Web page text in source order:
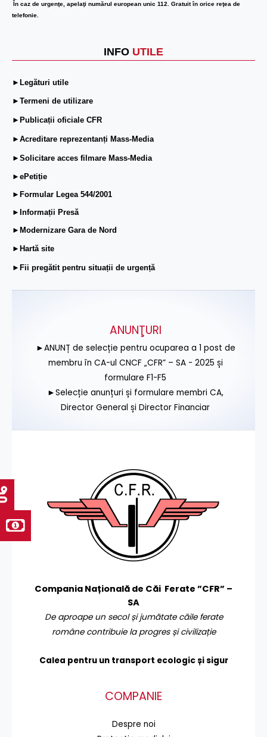
În caz de urgenţe, apelaţi numărul european unic 112. Gratuit în orice reţea de
telefonie.
INFO UTILE
►Legături utile
►Termeni de utilizare
►Publicații oficiale CFR
►Acreditare reprezentanți Mass-Media
►Solicitare acces filmare Mass-Media
►ePetiție
►Formular Legea 544/2001
►Informații Presă
►Modernizare Gara de Nord
►Hartă site
►Fii pregătit pentru situații de urgență
ANUNŢURI
►ANUNȚ de selecție pentru ocuparea a 1 post de
membru în CA-ul CNCF „CFR” – SA - 2025 și
formulare F1-F5
►Selecție anunțuri și formulare membri CA,
Director General și Director Financiar
Compania Națională de Căi Ferate ”CFR” –
SA
De aproape un secol și jumătate căile ferate
române contribuie la progres și civilizație
Calea pentru un transport ecologic și sigur
COMPANIE
Despre noi